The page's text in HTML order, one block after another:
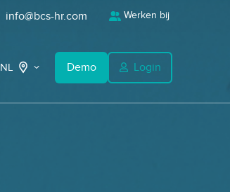
info@bcs-hr.com Werken bij
NL Demo Login